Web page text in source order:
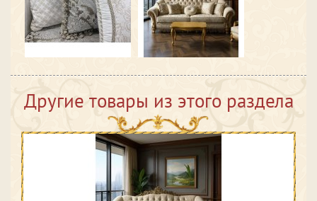
Другие товары из этого раздела